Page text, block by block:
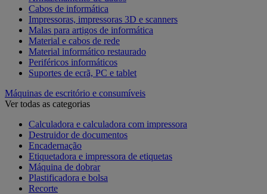
Cabos de informática
Impressoras, impressoras 3D e scanners
Malas para artigos de informática
Material e cabos de rede
Material informático restaurado
Periféricos informáticos
Suportes de ecrã, PC e tablet
Máquinas de escritório e consumíveis
Ver todas as categorias
Calculadora e calculadora com impressora
Destruidor de documentos
Encadernação
Etiquetadora e impressora de etiquetas
Máquina de dobrar
Plastificadora e bolsa
Recorte